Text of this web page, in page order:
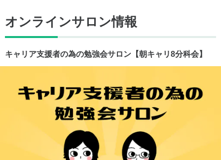
オンラインサロン情報
キャリア支援者の為の勉強会サロン【朝キャリ8分科会】